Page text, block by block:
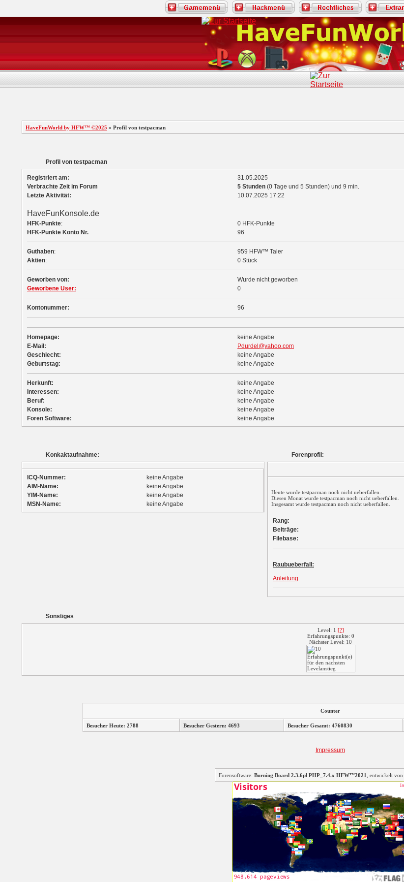
HaveFunWorld by HFW™ ©2025 » Profil von testpacman
Profil von testpacman
Registriert am:
31.05.2025
Verbrachte Zeit im Forum
5 Stunden (0 Tage und 5 Stunden) und 9 min.
Letzte Aktivität:
10.07.2025 17:22
HaveFunKonsole.de
HFK-Punkte:
0 HFK-Punkte
HFK-Punkte Konto Nr.
96
Guthaben:
959 HFW™ Taler
Aktien: 0 Stück
Geworben von:
Wurde nicht geworben
Geworbene User:
0
Kontonummer: 96
Homepage:
keine Angabe
E-Mail:
Pdurdel@yahoo.com
Geschlecht:
keine Angabe
Geburtstag:
keine Angabe
Herkunft:
keine Angabe
Interessen:
keine Angabe
Beruf:
keine Angabe
Konsole:
keine Angabe
Foren Software:
keine Angabe
Konkaktaufnahme:
ICQ-Nummer:
keine Angabe
AIM-Name:
keine Angabe
YIM-Name:
keine Angabe
MSN-Name:
keine Angabe
Forenprofil:
Heute wurde testpacman noch nicht ueberfallen.
Diesen Monat wurde testpacman noch nicht ueberfallen.
Insgesamt wurde testpacman noch nicht ueberfallen.
Rang:
Beiträge:
Filebase:
Raubueberfall:
Anleitung
Sonstiges
Level: 1 [?]
Erfahrungspunkte: 0
Nächster Level: 10
Counter
Besucher Heute: 2788 Besucher Gestern: 4693 Besucher Gesamt: 4760830
Impressum
Forensoftware: Burning Board 2.3.6pl PHP_7.4.x HFW™2021 , entwickelt von